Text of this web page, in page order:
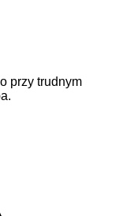
przy trudnym